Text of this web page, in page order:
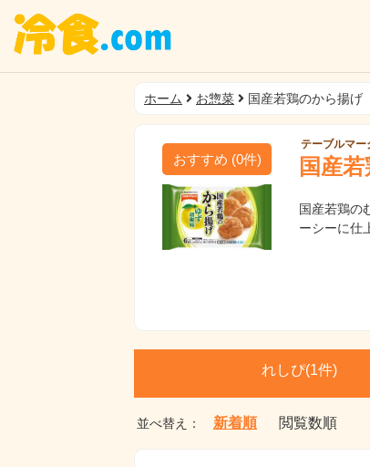
ホーム お惣菜 国産若鶏のから揚
おすすめ (0件)
テーブルマー
国産
国産若鶏の
ーシーに仕
れしぴ(1件)
並べ替え： 新着順 閲覧数順